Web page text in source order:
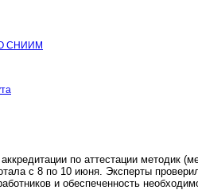
СНИИМ
по аттестации методик
с 8 по 10 июня. Эксперты
и обеспеченность